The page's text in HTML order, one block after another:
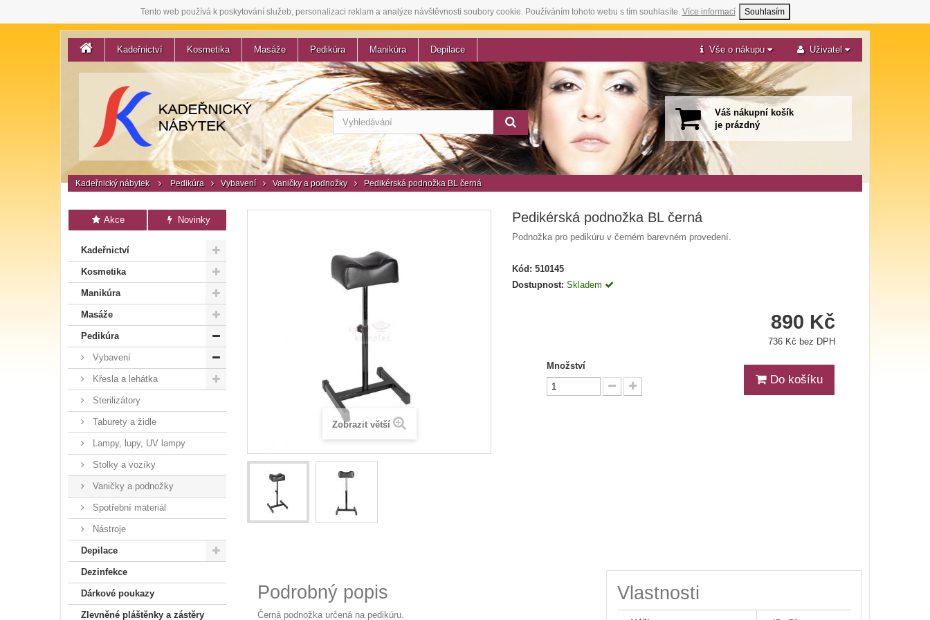
Tento web používá k poskytování služeb, personalizaci reklam a analýze návštěvnosti soubory cookie. Používáním tohoto webu s tím souhlasíte. Více informací Souhlasím
Kadeřnictví Kosmetika Masáže Pedikúra Manikúra Depilace Vše o nákupu Uživatel
Váš nákupní košík
je prázdný
Kadeřnický nábytek Pedikúra Vybavení Vaničky a podnožky Pedikérská podnožka BL černá
Akce Novinky
Kadeřnictví
Kosmetika
Manikúra
Masáže
Pedikúra
Vybavení
Křesla a lehátka
Sterilizátory
Taburety a židle
Lampy, lupy, UV lampy
Stolky a vozíky
Vaničky a podnožky
Spotřební materiál
Nástroje
Depilace
Dezinfekce
Dárkové poukazy
Zlevněné pláštěnky a zástěry
Zobrazit větší
Pedikérská podnožka BL černá
Podnožka pro pedikúru v černém barevném provedení.
Kód: 510145
Dostupnost: Skladem
890 Kč
736 Kč bez DPH
Množství
Do košíku
Podrobný popis
Černá podnožka určená na pedikúru.
Vlastnosti